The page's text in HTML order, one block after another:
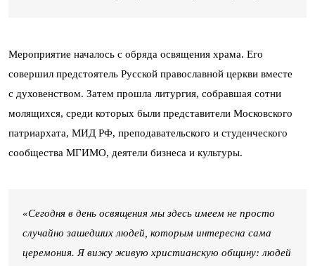
Мероприятие началось с обряда освящения храма. Его
совершил предстоятель Русской православной церкви вместе
с духовенством. Затем прошла литургия, собравшая сотни
молящихся, среди которых были представители Московского
патриархата, МИД РФ, преподавательского и студенческого
сообщества МГИМО, деятели бизнеса и культуры.
«Сегодня в день освящения мы здесь имеем не просто
случайно зашедших людей, которым интересна сама
церемония. Я вижу живую христианскую общину: людей